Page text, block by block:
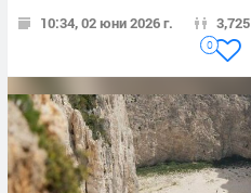
10:34, 02 юни 2026 г. 3,725
0